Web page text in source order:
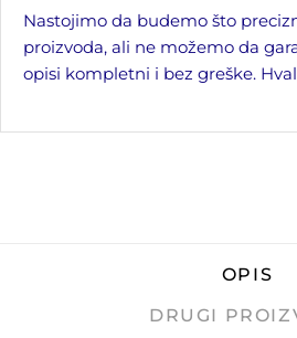
Nastojimo da budemo što
proizvoda, ali ne možemo da
opisi kompletni i bez greške.
OPIS
DRUGI